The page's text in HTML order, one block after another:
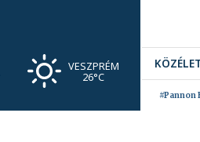
VESZPRÉM
26°C
KÖZÉLET
#Pannon